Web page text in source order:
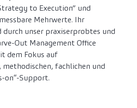
to Execution” und
Mehrwerte. Ihr
unser praxiserprobtes und
Out Management Office
dem Fokus auf
fachlichen und
on“-Support.